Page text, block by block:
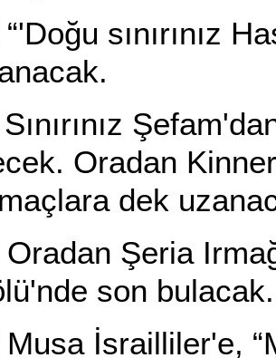
“'Doğu sınırınız
Sınırınız
Oradan
dek
Oradan Şeria
son bulacak.
Musa İsrailliler'e,